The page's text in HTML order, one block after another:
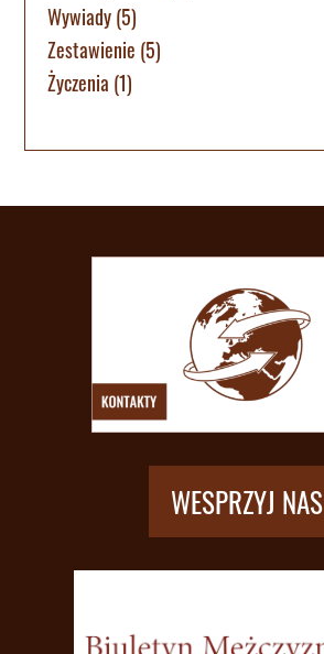
Wywiady(5)
Zestawienie (5)
Życzenia (1)
WESPRZYJ NAS